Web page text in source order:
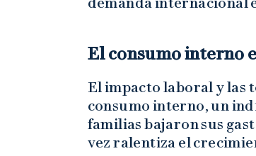
El consumo interno
El impacto laboral y las
consumo interno, un
familias bajaron sus
vez ralentiza el